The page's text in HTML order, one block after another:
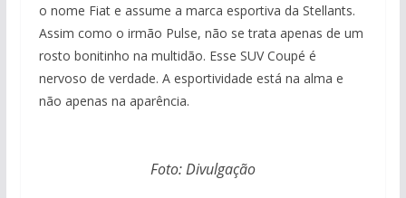
o nome Fiat e assume a marca esportiva da Stellants.
Assim como o irmão Pulse, não se trata apenas de um
rosto bonitinho na multidão. Esse SUV Coupé é
nervoso de verdade. A esportividade está na alma e
não apenas na aparência.
Foto: Divulgação